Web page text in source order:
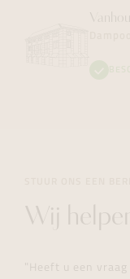
Wij
"Heeft u een